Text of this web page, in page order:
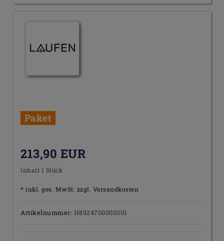
Paket
213,90 EUR
Inhalt 1 Stück
* inkl. ges. MwSt. zzgl. Versandkosten
Artikelnummer: H8924700000001